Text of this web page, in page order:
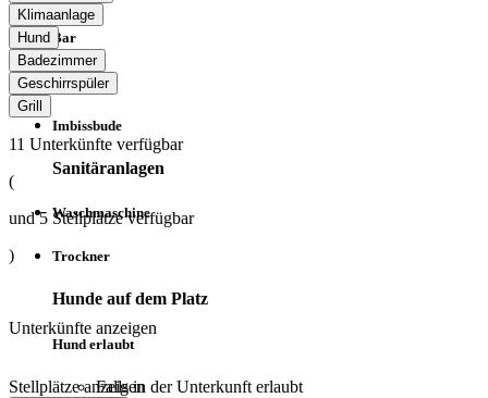
Bar
Take Away
Imbissbude
Sanitäranlagen
Waschmaschine
Trockner
Hunde auf dem Platz
Hund erlaubt
Falls in der Unterkunft erlaubt
Klimaanlage
Hund
Badezimmer
Geschirrspüler
Grill
11 Unterkünfte verfügbar
(
und5 Stellplätze verfügbar
)
Unterkünfte anzeigen
Stellplätze anzeigen